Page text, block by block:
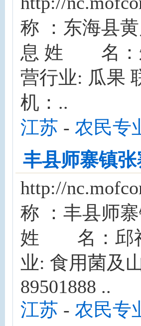
称 ：东海县
息 姓 名：
营行业: 瓜果
机：..
江苏 - 农民专
丰县师寨镇
http://
称 ：丰县师
姓 名：邱
业: 食用菌及
89501888 ..
江苏 - 农民专